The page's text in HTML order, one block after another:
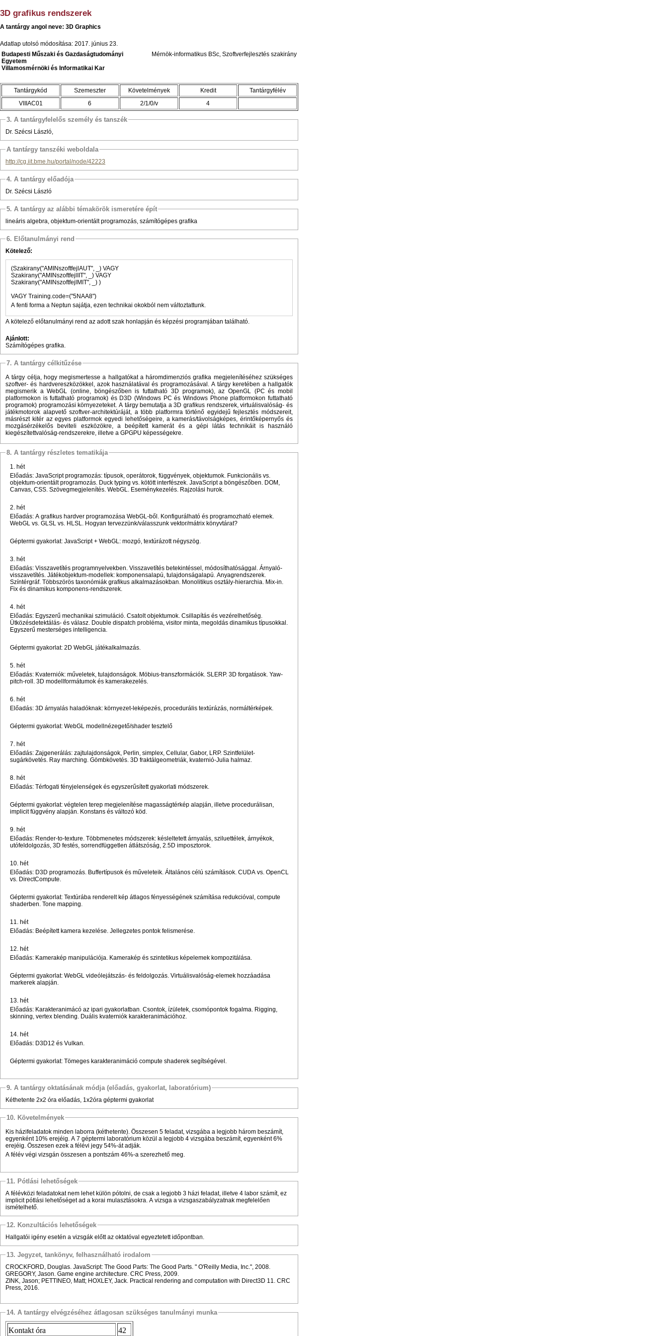
3D grafikus rendszerek
A tantárgy angol neve: 3D Graphics
Adatlap utolsó módosítása: 2017. június 23.
Budapesti Műszaki és Gazdaságtudományi
Egyetem
Villamosmérnöki és Informatikai Kar
Mérnök-informatikus BSc, Szoftverfejlesztés szakirány
Tantárgykód Szemeszter Követelmények Kredit
Tantárgyfélév
VIIIAC01
6 2/1/0/v 4
3. A tantárgyfelelős személy és tanszék
Dr. Szécsi László,
A tantárgy tanszéki weboldala
http://cg.iit.bme.hu/portal/node/42223
4. A tantárgy előadója
Dr. Szécsi László
5. A tantárgy az alábbi témakörök ismeretére épít
lineáris algebra, objektum-orientált programozás, számítógépes grafika
6. Előtanulmányi rend
Kötelező:
(Szakirany("AMINszoftfejlAUT", _) VAGY
Szakirany("AMINszoftfejlIIT", _) VAGY
Szakirany("AMINszoftfejlMIT", _) )
VAGY Training.code=("5NAA8")
A fenti forma a Neptun sajátja, ezen technikai okokból nem változtattunk.
A kötelező előtanulmányi rend az adott szak honlapján és képzési programjában található.
Ajánlott:
Számítógépes grafika.
7. A tantárgy célkitűzése
A tárgy célja, hogy megismertesse a hallgatókat a háromdimenziós grafika megjelenítéséhez szükséges
szoftver- és hardvereszközökkel, azok használatával és programozásával. A tárgy keretében a hallgatók
megismerik a WebGL (online, böngészőben is futtatható 3D programok), az OpenGL (PC és mobil
platformokon is futtatható programok) és D3D (Windows PC és Windows Phone platformokon futtatható
programok) programozási környezeteket. A tárgy bemutatja a 3D grafikus rendszerek, virtuálisvalóság- és
játékmotorok alapvető szoftver-architektúráját, a több platformra történő egyidejű fejlesztés módszereit,
másrészt kitér az egyes platformok egyedi lehetőségeire, a kamerás/távolságképes, érintőképernyős és
mozgásérzékelős beviteli eszközökre, a beépített kamerát és a gépi látás technikáit is használó
kiegészítettvalóság-rendszerekre, illetve a GPGPU képességekre.
8. A tantárgy részletes tematikája
1. hét
Előadás: JavaScript programozás: típusok, operátorok, függvények, objektumok. Funkcionális vs.
objektum-orientált programozás. Duck typing vs. kötött interfészek. JavaScript a böngészőben. DOM,
Canvas, CSS. Szövegmegjelenítés. WebGL. Eseménykezelés. Rajzolási hurok.
2. hét
Előadás: A grafikus hardver programozása WebGL-ből. Konfigurálható és programozható elemek.
WebGL vs. GLSL vs. HLSL. Hogyan tervezzünk/válasszunk vektor/mátrix könyvtárat?
Géptermi gyakorlat: JavaScript + WebGL: mozgó, textúrázott négyszög.
3. hét
Előadás: Visszavetítés programnyelvekben. Visszavetítés betekintéssel, módosíthatósággal. Árnyaló-
visszavetítés. Játékobjektum-modellek: komponensalapú, tulajdonságalapú. Anyagrendszerek.
Színtérgráf. Többszörös taxonómiák grafikus alkalmazásokban. Monolitikus osztály-hierarchia. Mix-in.
Fix és dinamikus komponens-rendszerek.
4. hét
Előadás: Egyszerű mechanikai szimuláció. Csatolt objektumok. Csillapítás és vezérelhetőség.
Ütközésdetektálás- és válasz. Double dispatch probléma, visitor minta, megoldás dinamikus típusokkal.
Egyszerű mesterséges intelligencia.
Géptermi gyakorlat: 2D WebGL játékalkalmazás.
5. hét
Előadás: Kvaterniók: műveletek, tulajdonságok. Möbius-transzformációk. SLERP. 3D forgatások. Yaw-
pitch-roll. 3D modellformátumok és kamerakezelés.
6. hét
Előadás: 3D árnyalás haladóknak: környezet-leképezés, procedurális textúrázás, normáltérképek.
Géptermi gyakorlat: WebGL modellnézegető/shader tesztelő
7. hét
Előadás: Zajgenerálás: zajtulajdonságok, Perlin, simplex, Cellular, Gabor, LRP. Szintfelület-
sugárkövetés. Ray marching. Gömbkövetés. 3D fraktálgeometriák, kvaternió-Julia halmaz.
8. hét
Előadás: Térfogati fényjelenségek és egyszerűsített gyakorlati módszerek.
Géptermi gyakorlat: végtelen terep megjelenítése magasságtérkép alapján, illetve procedurálisan,
implicit függvény alapján. Konstans és változó köd.
9. hét
Előadás: Render-to-texture. Többmenetes módszerek: késleltetett árnyalás, sziluettélek, árnyékok,
utófeldolgozás, 3D festés, sorrendfüggetlen átlátszóság, 2.5D imposztorok.
10. hét
Előadás: D3D programozás. Buffertípusok és műveleteik. Általános célú számítások. CUDA vs. OpenCL
vs. DirectCompute.
Géptermi gyakorlat: Textúrába renderelt kép átlagos fényességének számítása redukcióval, compute
shaderben. Tone mapping.
11. hét
Előadás: Beépített kamera kezelése. Jellegzetes pontok felismerése.
12. hét
Előadás: Kamerakép manipulációja. Kamerakép és szintetikus képelemek kompozitálása.
Géptermi gyakorlat: WebGL videólejátszás- és feldolgozás. Virtuálisvalóság-elemek hozzáadása
markerek alapján.
13. hét
Előadás: Karakteranimácó az ipari gyakorlatban. Csontok, ízületek, csomópontok fogalma. Rigging,
skinning, vertex blending. Duális kvaterniók karakteranimációhoz.
14. hét
Előadás: D3D12 és Vulkan.
Géptermi gyakorlat: Tömeges karakteranimáció compute shaderek segítségével.
9. A tantárgy oktatásának módja (előadás, gyakorlat, laboratórium)
Kéthetente 2x2 óra előadás, 1x2óra géptermi gyakorlat
10. Követelmények
Kis házifeladatok minden laborra (kéthetente). Összesen 5 feladat, vizsgába a legjobb három beszámít,
egyenként 10% erejéig. A 7 géptermi laboratórium közül a legjobb 4 vizsgába beszámít, egyenként 6%
erejéig. Összesen ezek a félévi jegy 54%-át adják.
A félév végi vizsgán összesen a pontszám 46%-a szerezhető meg.
11. Pótlási lehetőségek
A félévközi feladatokat nem lehet külön pótolni, de csak a legjobb 3 házi feladat, illetve 4 labor számít, ez
implicit pótlási lehetőséget ad a korai mulasztásokra. A vizsga a vizsgaszabályzatnak megfelelően
ismételhető.
12. Konzultációs lehetőségek
Hallgatói igény esetén a vizsgák előtt az oktatóval egyeztetett időpontban.
13. Jegyzet, tankönyv, felhasználható irodalom
CROCKFORD, Douglas. JavaScript: The Good Parts: The Good Parts. " O'Reilly Media, Inc.", 2008.
GREGORY, Jason. Game engine architecture. CRC Press, 2009.
ZINK, Jason; PETTINEO, Matt; HOXLEY, Jack. Practical rendering and computation with Direct3D 11. CRC
Press, 2016.
14. A tantárgy elvégzéséhez átlagosan szükséges tanulmányi munka
Kontakt óra 42